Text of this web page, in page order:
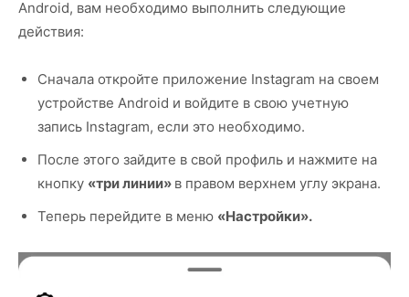
Android, вам необходимо выполнить следующие
действия:
Сначала откройте приложение Instagram на своем
устройстве Android и войдите в свою учетную
запись Instagram, если это необходимо.
После этого зайдите в свой профиль и нажмите на
кнопку «три линии» в правом верхнем углу экрана.
Теперь перейдите в меню «Настройки».